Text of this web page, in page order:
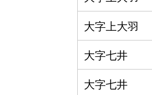
大字上大羽
大字七井
大字七井